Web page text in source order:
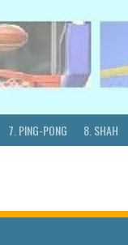
7. PING-PONG 8. SHAH